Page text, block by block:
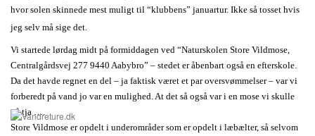
hvor solen skinnede mest muligt til “klubbens” januartur. Ikke så tosset hvis
jeg selv må sige det.
Vi startede lørdag midt på formiddagen ved “Naturskolen Store Vildmose,
Centralgårdsvej 277 9440 Aabybro” – stedet er åbenbart også en efterskole.
Da det havde regnet en del – ja faktisk været et par oversvømmelser – var vi
forberedt på vand jo var en mulighed. At det så også var i en mose vi skulle
gå tja ….
Store Vildmose er opdelt i underområder som er opdelt i læbælter, så selvom